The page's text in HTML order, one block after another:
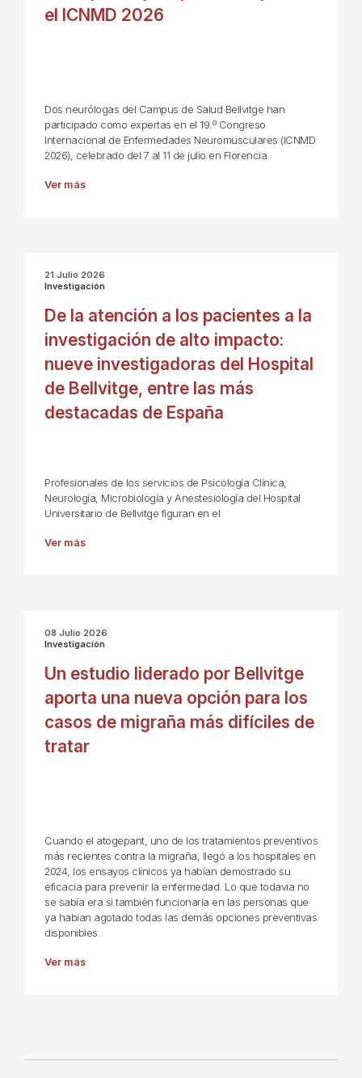
el ICNMD 2026
Dos neurólogas del Campus de Salud Bellvitge han
participado como expertas en el 19.º Congreso
Internacional de Enfermedades Neuromusculares (ICNMD
2026), celebrado del 7 al 11 de julio en Florencia.
Ver más
21 Julio 2026
Investigación
De la atención a los pacientes a la
investigación de alto impacto:
nueve investigadoras del Hospital
de Bellvitge, entre las más
destacadas de España
Profesionales de los servicios de Psicología Clínica,
Neurología, Microbiología y Anestesiología del Hospital
Universitario de Bellvitge figuran en el
Ver más
08 Julio 2026
Investigación
Un estudio liderado por Bellvitge
aporta una nueva opción para los
casos de migraña más difíciles de
tratar
Cuando el atogepant, uno de los tratamientos preventivos
más recientes contra la migraña, llegó a los hospitales en
2024, los ensayos clínicos ya habían demostrado su
eficacia para prevenir la enfermedad. Lo que todavía no
se sabía era si también funcionaría en las personas que
ya habían agotado todas las demás opciones preventivas
disponibles.
Ver más